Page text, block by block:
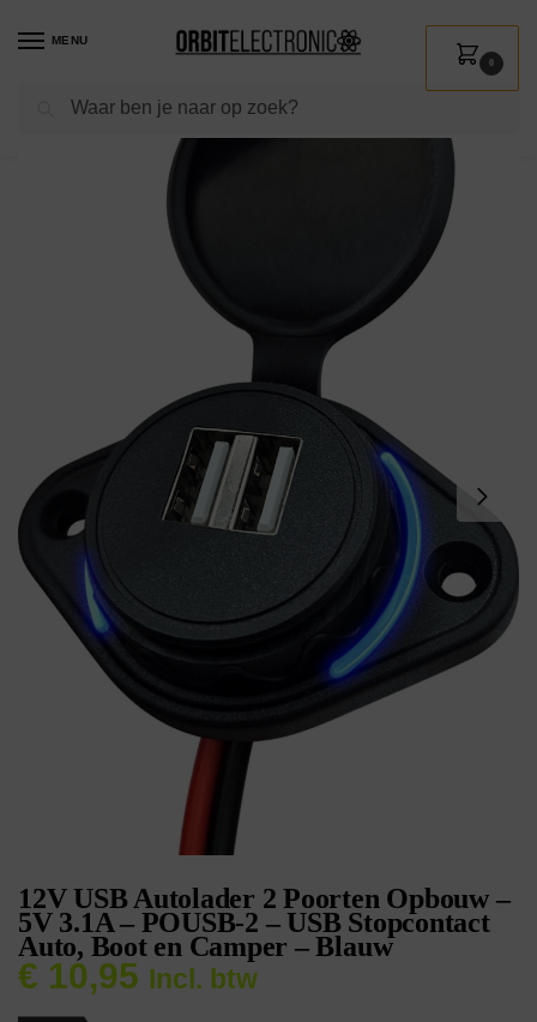
MENU
Zoeken
0
Shop / Auto & Motor / Interieur accessoires
12V USB Autolader 2 Poorten Opbouw –
5V 3.1A – POUSB-2 – USB Stopcontact
Auto, Boot en Camper – Blauw
€ 10,95 Incl. btw